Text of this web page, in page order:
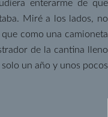
enterarme de que
Miré a los lados, no
como una camioneta
de la cantina lleno
un año y unos pocos